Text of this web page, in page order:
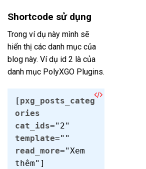
Shortcode sử dụng
Trong ví dụ này mình sẽ
hiển thị các danh mục của
blog này. Ví dụ id 2 là của
danh mục PolyXGO Plugins.
[ pxg_posts_categ
ories
cat_ids="2"
template=""
read_more="Xem
thêm"]